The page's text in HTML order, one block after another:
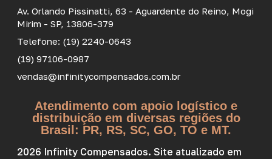
Av. Orlando Pissinatti, 63 - Aguardente do Reino, Mogi
Mirim - SP, 13806-379
Telefone: (19) 2240-0643
(19) 97106-0987
vendas@infinitycompensados.com.br
Atendimento com apoio logístico e
distribuição em diversas regiões do
Brasil: PR, RS, SC, GO, TO e MT.
2026 Infinity Compensados. Site atualizado em